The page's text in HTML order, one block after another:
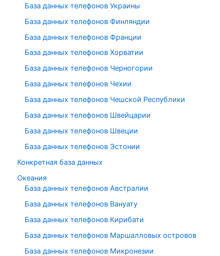
База данных телефонов Украины
База данных телефонов Финляндии
База данных телефонов Франции
База данных телефонов Хорватии
База данных телефонов Черногории
База данных телефонов Чехии
База данных телефонов Чешской Республики
База данных телефонов Швейцарии
База данных телефонов Швеции
База данных телефонов Эстонии
Конкретная база данных
Океания
База данных телефонов Австралии
База данных телефонов Вануату
База данных телефонов Кирибати
База данных телефонов Маршалловых островов
База данных телефонов Микронезии